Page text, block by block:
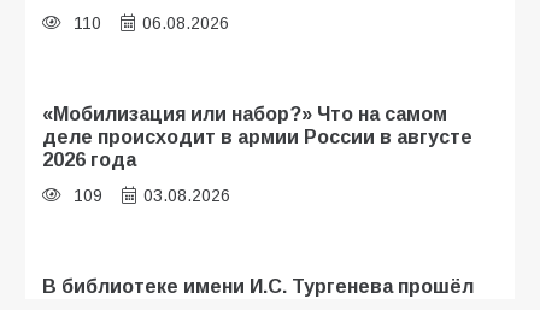
110 06.08.2026
«Мобилизация или набор?» Что на самом
деле происходит в армии России в августе
2026 года
109 03.08.2026
В библиотеке имени И.С. Тургенева прошёл